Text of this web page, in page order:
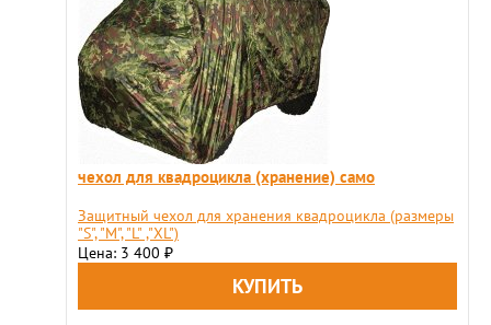
чехол для квадроцикла (хранение) само
Защитный чехол для хранения квадроцикла (размеры
"S", "М", "L" ,"XL")
Цена: 3 400 ₽